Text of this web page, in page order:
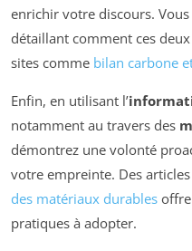
enrichir votre discours.
détaillant comment ces
sites comme bilan carbone
Enfin, en utilisant l’
notamment au travers des
démontrez une volonté
votre empreinte. Des
des matériaux durables
pratiques à adopter.